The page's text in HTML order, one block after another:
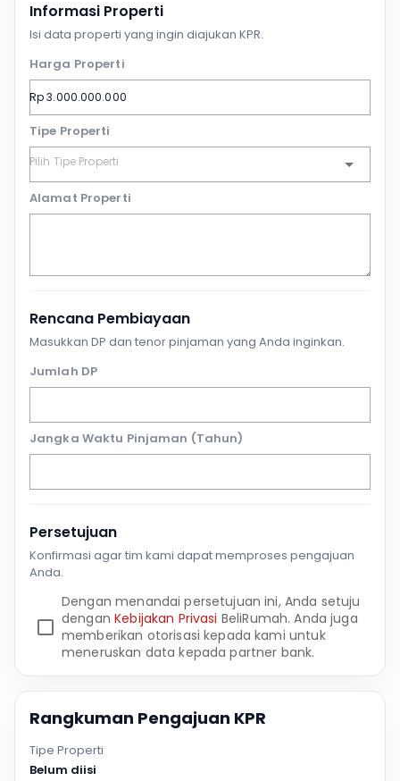
Informasi Properti
Isi data properti yang ingin diajukan KPR.
Harga Properti
Tipe Properti
Alamat Properti
Rencana Pembiayaan
Masukkan DP dan tenor pinjaman yang Anda inginkan.
Jumlah DP
Jangka Waktu Pinjaman (Tahun)
Persetujuan
Konfirmasi agar tim kami dapat memproses pengajuan
Anda.
Dengan menandai persetujuan ini, Anda setuju
denganKebijakan Privasi BeliRumah. Anda juga
memberikan otorisasi kepada kami untuk
meneruskan data kepada partner bank.
Rangkuman Pengajuan KPR
Tipe Properti
Belum diisi